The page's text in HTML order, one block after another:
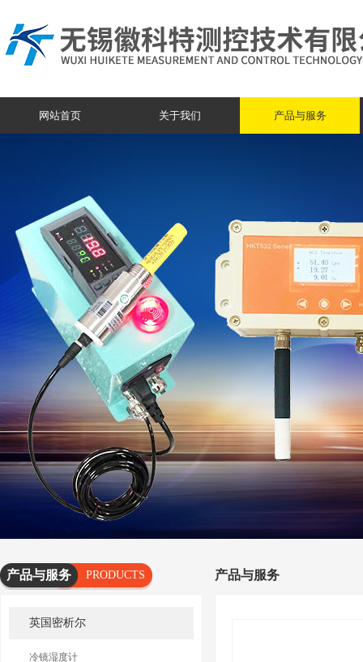
网站首页 关于我们 产品与服务
产品与服务
PRODUCTS
英国密析尔
冷镜湿度计
产品与服务